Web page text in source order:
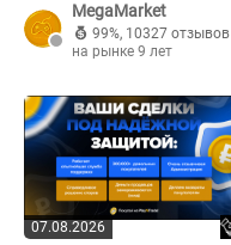
MegaMarket
99%, 10327 отзывов
на рынке 9 лет
07.08.2026